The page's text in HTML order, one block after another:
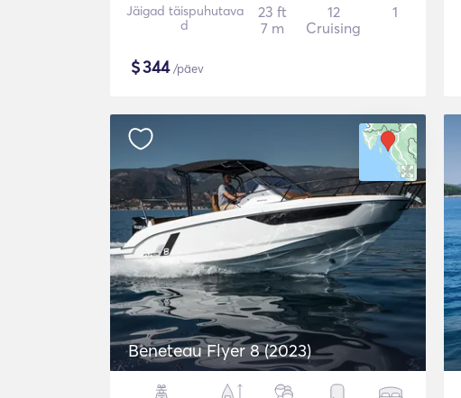
Jäigad täispuhutava
d
23 ft
7 m
12
Cruising
1
$344/päev
Beneteau Flyer 8 (2023)